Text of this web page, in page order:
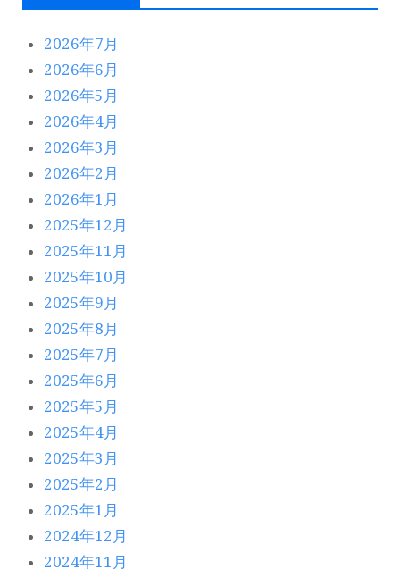
2026年7月
2026年6月
2026年5月
2026年4月
2026年3月
2026年2月
2026年1月
2025年12月
2025年11月
2025年10月
2025年9月
2025年8月
2025年7月
2025年6月
2025年5月
2025年4月
2025年3月
2025年2月
2025年1月
2024年12月
2024年11月